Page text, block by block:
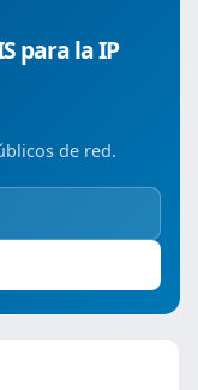
para la IP
de red.